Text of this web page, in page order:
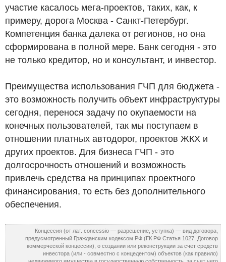
участие касалось мега-проектов, таких, как, к
примеру, дорога Москва - Санкт-Петербург.
Компетенция банка далека от регионов, но она
сформирована в полной мере. Банк сегодня - это
не только кредитор, но и консультант, и инвестор.
Преимущества использования ГЧП для бюджета -
это возможность получить объект инфраструктуры
сегодня, перенося задачу по окупаемости на
конечных пользователей, так мы поступаем в
отношении платных автодорог, проектов ЖКХ и
других проектов. Для бизнеса ГЧП - это
долгосрочность отношений и возможность
привлечь средства на принципах проектного
финансирования, то есть без дополнительного
обеспечения.
Концессия (от лат. concessio — разрешение, уступка) — вид договора,
предусмотренный Гражданским кодексом РФ (ГК РФ Статья 1027. Договор
коммерческой концессии), о создании или реконструкции за счет средств
инвестора (или - совместно с концедентом) объектов (как правило)
недвижимого имущества в государственную собственность, за счет чего